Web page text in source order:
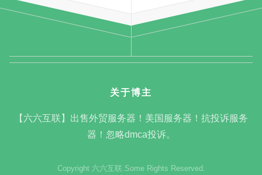
关于博主
【六六互联】出售外贸服务器！美国服务器！抗投诉服务
器！忽略dmca投诉。
Copyright 六六互联.Some Rights Reserved.